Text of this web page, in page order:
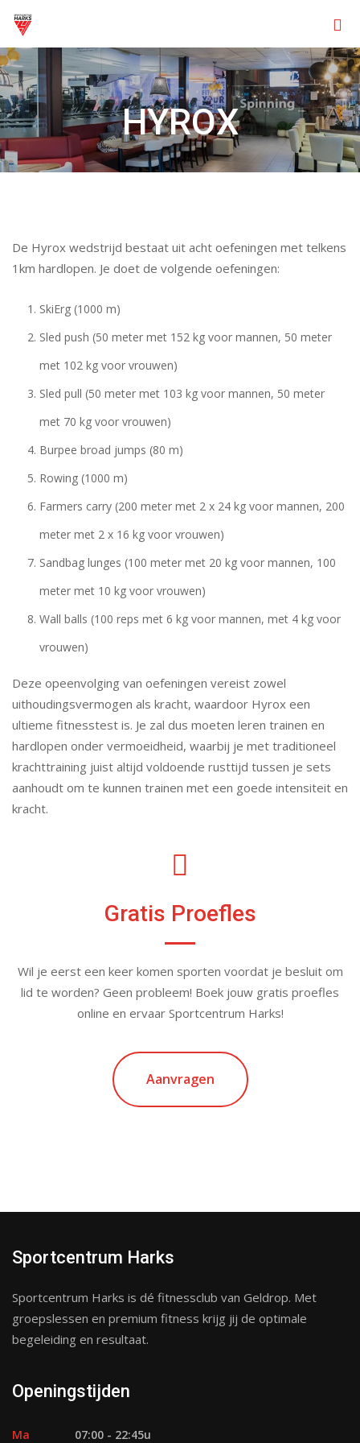
Skip
content
HYROX
De Hyrox wedstrijd bestaat uit acht oefeningen met telkens
1km hardlopen. Je doet de volgende oefeningen:
SkiErg (1000 m)
Sled push (50 meter met 152 kg voor mannen, 50 meter
met 102 kg voor vrouwen)
Sled pull (50 meter met 103 kg voor mannen, 50 meter
met 70 kg voor vrouwen)
Burpee broad jumps (80 m)
Rowing (1000 m)
Farmers carry (200 meter met 2 x 24 kg voor mannen, 200
meter met 2 x 16 kg voor vrouwen)
Sandbag lunges (100 meter met 20 kg voor mannen, 100
meter met 10 kg voor vrouwen)
Wall balls (100 reps met 6 kg voor mannen, met 4 kg voor
vrouwen)
Deze opeenvolging van oefeningen vereist zowel
uithoudingsvermogen als kracht, waardoor Hyrox een
ultieme fitnesstest is. Je zal dus moeten leren trainen en
hardlopen onder vermoeidheid, waarbij je met traditioneel
krachttraining juist altijd voldoende rusttijd tussen je sets
aanhoudt om te kunnen trainen met een goede intensiteit en
kracht.
Gratis Proefles
Wil je eerst een keer komen sporten voordat je besluit om
lid te worden? Geen probleem! Boek jouw gratis proefles
online en ervaar Sportcentrum Harks!
Aanvragen
Sportcentrum Harks
Sportcentrum Harks is dé fitnessclub van Geldrop. Met
groepslessen en premium fitness krijg jij de optimale
begeleiding en resultaat.
Openingstijden
Ma 07:00 - 22:45u